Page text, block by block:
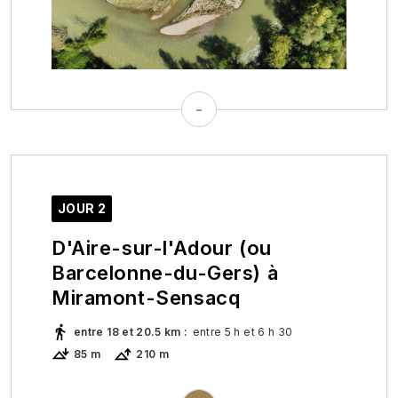
-
JOUR 2
D'Aire-sur-l'Adour (ou
Barcelonne-du-Gers) à
Miramont-Sensacq
entre 18 et 20.5 km : entre 5 h et 6 h 30
85 m
210 m